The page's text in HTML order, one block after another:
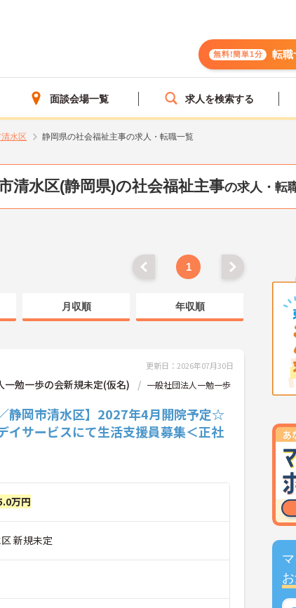
無料!簡単1分 転職
面談会場一覧 求人を検索する
水区 静岡県の社会福祉主事の求人・転職一覧
清水区(静岡県)の社会福祉主事の求人・転
1
月収順 年収順
更新日：2026年07月30日
一勉一歩の会新規未定(仮名)
一般社団法人一勉一歩
／静岡市清水区】2027年4月開院予定☆
イサービスにて生活支援員募集＜正社
万円
新規未定